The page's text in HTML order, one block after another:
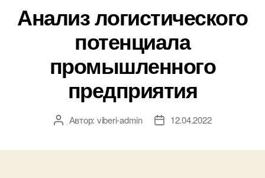
Анализ логистического
потенциала
промышленного
предприятия
АвторАвтор: viberi-admin
Дата12.04.2022